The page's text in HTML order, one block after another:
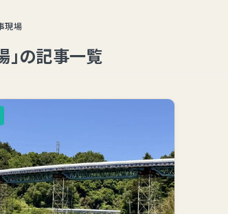
現場
」の記事一覧